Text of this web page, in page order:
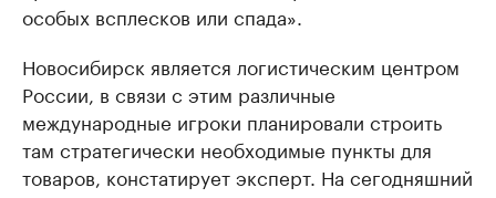
особых всплесков или спада».
Новосибирск является логистическим центром
России, в связи с этим различные
международные игроки планировали строить
там стратегически необходимые пункты для
товаров, констатирует эксперт. На сегодняшний